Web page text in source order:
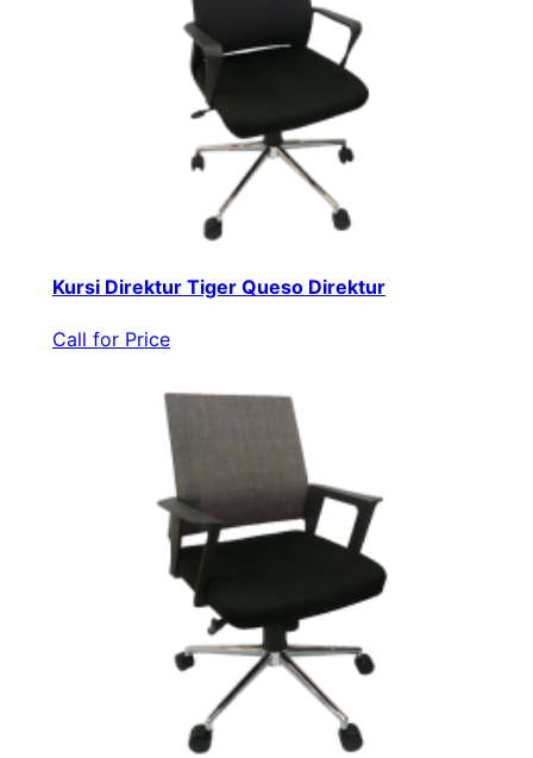
Kursi Direktur Tiger Queso Direktur
Call for Price